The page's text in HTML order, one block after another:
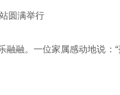
融。一位家属感动地说：